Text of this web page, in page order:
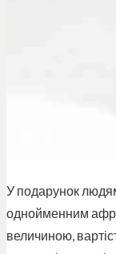
У подарунок
однойменним
величиною,